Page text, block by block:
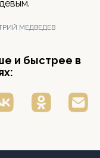
МЕДВЕДЕВ
и быстрее в